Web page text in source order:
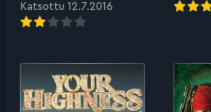
Katsottu 12.7.2016